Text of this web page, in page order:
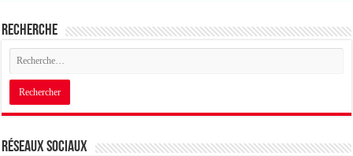
Recherche
Réseaux sociaux